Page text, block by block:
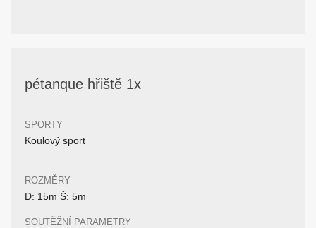
pétanque hřiště 1x
SPORTY
Koulový sport
ROZMĚRY
D: 15m Š: 5m
SOUTĚŽNÍ PARAMETRY